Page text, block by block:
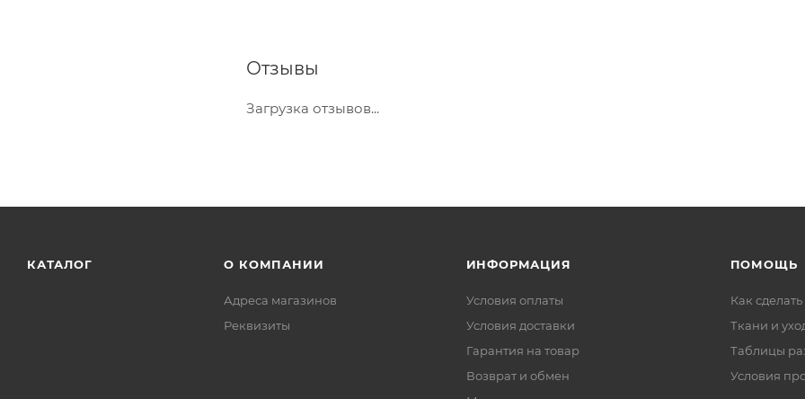
Отзывы
Загрузка отзывов...
КАТАЛОГ О КОМПАНИИ
Адреса магазинов
Реквизиты
ИНФОРМАЦИЯ
Условия оплаты
Условия доставки
Гарантия на товар
Возврат и обмен
ПОМОЩЬ
Как сделать
Ткани и
Таблицы
Условия